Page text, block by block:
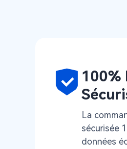
100%
La
sécurisée
données